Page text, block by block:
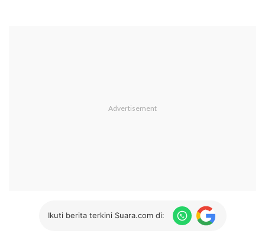
Ikuti berita terkini Suara.com di: